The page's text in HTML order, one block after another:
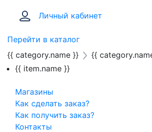
Личный кабинет
Перейти в каталог
{{ category.name }}
{{
{{ item.name }}
Магазины
Как сделать заказ?
Как получить заказ?
Контакты